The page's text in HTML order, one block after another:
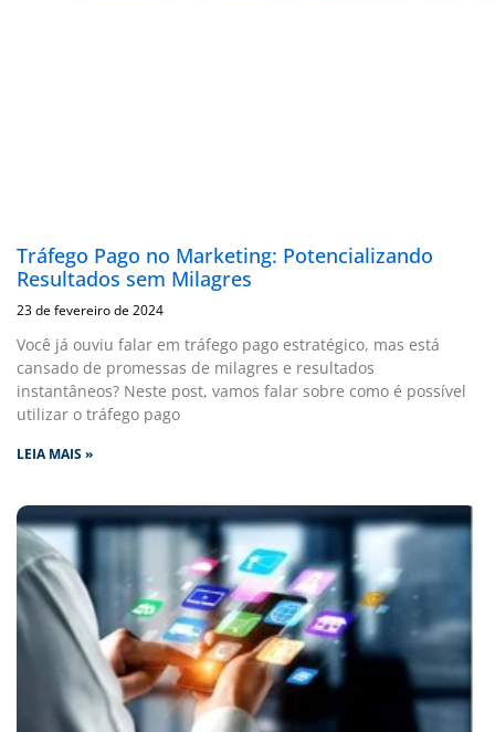
Tráfego Pago no Marketing: Potencializando
Resultados sem Milagres
23 de fevereiro de 2024
Você já ouviu falar em tráfego pago estratégico, mas está
cansado de promessas de milagres e resultados
instantâneos? Neste post, vamos falar sobre como é possível
utilizar o tráfego pago
LEIA MAIS »